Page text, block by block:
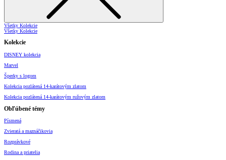
Všetky Kolekcie
Všetky Kolekcie
Kolekcie
DISNEY kolekcia
Marvel
Šperky s logom
Kolekcia pozlátená 14-karátovým zlatom
Kolekcia pozlátená 14-karátovým ružovým zlatom
Obľúbené témy
Písmená
Zvieratá a maznáčikovia
Rozprávkové
Rodina a priatelia